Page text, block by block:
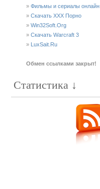
» Фильмы и сериалы онлайн
» Скачать XXX Порно
» Win32Soft.Org
» Скачать Warcraft 3
» LuxSait.Ru
Обмен ссылками закрыт!
Статистика ↓